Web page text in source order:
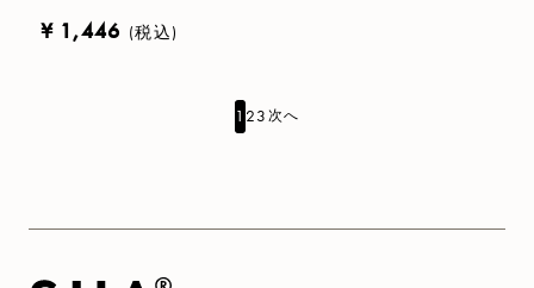
¥ 1,446 (税込)
1 23次へ